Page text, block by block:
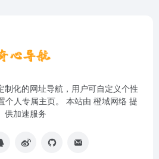
制化的网址导航，用户可自定义个性
个人专属主页。 本站由 橙域网络 提
供加速服务